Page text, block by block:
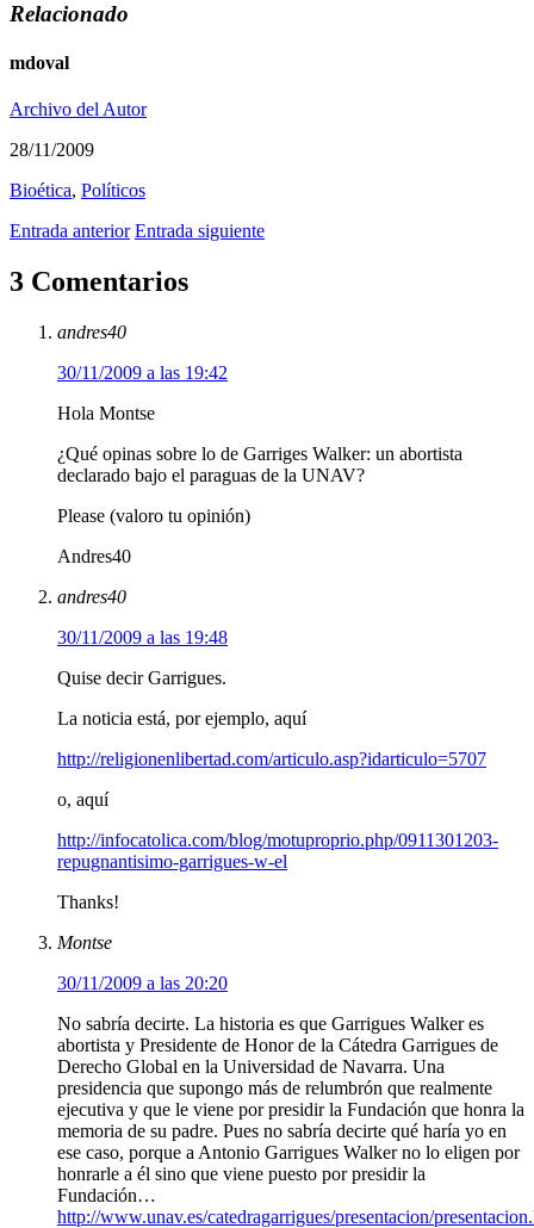
Relacionado
mdoval
Archivo del Autor
28/11/2009
Bioética, Polí­ticos
Entrada anterior Entrada siguiente
3 Comentarios
andres40
30/11/2009 a las 19:42
Hola Montse
¿Qué opinas sobre lo de Garriges Walker: un abortista
declarado bajo el paraguas de la UNAV?
Please (valoro tu opinión)
Andres40
andres40
30/11/2009 a las 19:48
Quise decir Garrigues.
La noticia está, por ejemplo, aquí
http://religionenlibertad.com/articulo.asp?idarticulo=5707
o, aquí
http://infocatolica.com/blog/motuproprio.php/0911301203-
repugnantisimo-garrigues-w-el
Thanks!
Montse
30/11/2009 a las 20:20
No sabría decirte. La historia es que Garrigues Walker es
abortista y Presidente de Honor de la Cátedra Garrigues de
Derecho Global en la Universidad de Navarra. Una
presidencia que supongo más de relumbrón que realmente
ejecutiva y que le viene por presidir la Fundación que honra la
memoria de su padre. Pues no sabría decirte qué haría yo en
ese caso, porque a Antonio Garrigues Walker no lo eligen por
honrarle a él sino que viene puesto por presidir la
Fundación…
http://www.unav.es/catedragarrigues/presentacion/